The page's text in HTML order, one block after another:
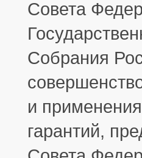
Совета
Собрания
и
гарантий,